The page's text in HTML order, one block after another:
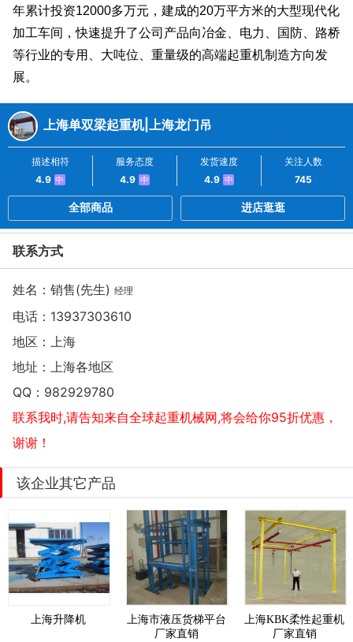
年累计投资12000多万元，建成的20万平方米的大型现代化
加工车间，快速提升了公司产品向冶金、电力、国防、路桥
等行业的专用、大吨位、重量级的高端起重机制造方向发
展。
上海单双梁起重机|上海龙门吊
描述相符
4.9 中
服务态度
4.9 中
发货速度
4.9 中
关注人数
745
全部商品 进店逛逛
联系方式
姓名：销售(先生) 经理
电话： 13937303610
地区：上海
地址： 上海各地区
QQ： 982929780
联系我时,请告知来自全球起重机械网,将会给你95折优惠，
谢谢！
该企业其它产品
上海升降机
上海市液压货梯平台
厂家直销
上海KBK柔性起重机
厂家直销